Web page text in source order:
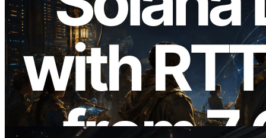
2026.08.05
ERPC mở rộng Solana Leader Slot API
với phép đo ping từ 7 khu vực toàn cầu —
Validators Information API cũng chính
thức ra mắt
Đọc bài viết này